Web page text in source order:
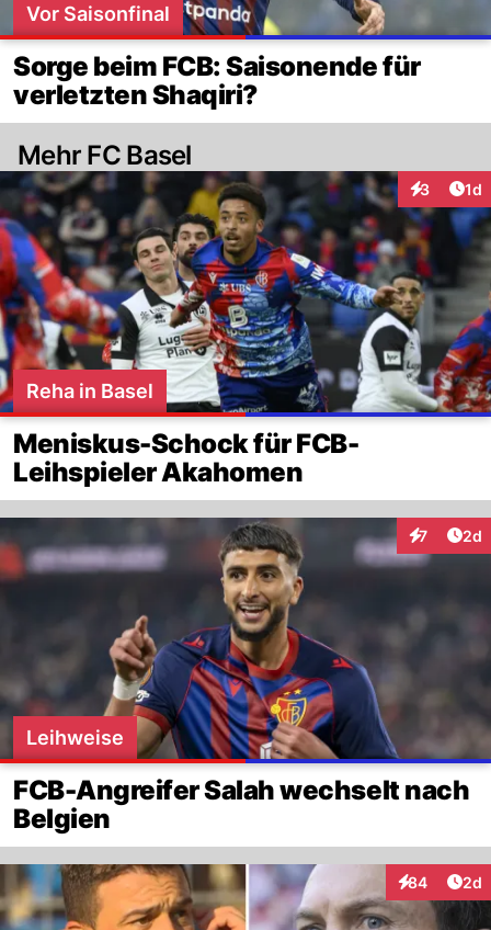
Vor Saisonfinal
Sorge beim FCB: Saisonende für
verletzten Shaqiri?
Mehr FC Basel
3 1d
Reha in Basel
Meniskus-Schock für FCB-
Leihspieler Akahomen
7 2d
Leihweise
FCB-Angreifer Salah wechselt nach
Belgien
84
Interaktionen
2d